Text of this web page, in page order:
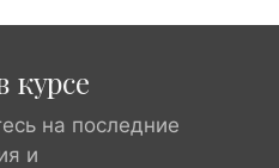
курсе
на последние
и